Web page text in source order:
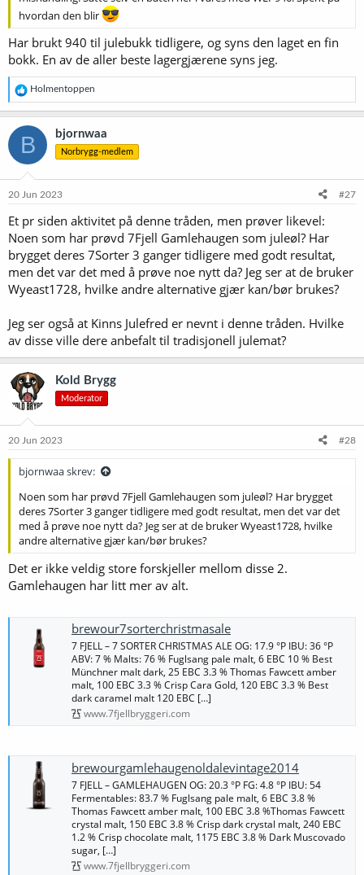
hvordan den blir
Har brukt 940 til julebukk tidligere, og syns den laget en fin
bokk. En av de aller beste lagergjærene syns jeg.
R
e
a
k
s
j
o
e
:
Holmentoppen
B bjornwaa
Norbrygg-medlem
20 Jun 2023 #27
Et pr siden aktivitet på denne tråden, men prøver likevel:
Noen som har prøvd 7Fjell Gamlehaugen som juleøl? Har
brygget deres 7Sorter 3 ganger tidligere med godt resultat,
men det var det med å prøve noe nytt da? Jeg ser at de bruker
Wyeast1728, hvilke andre alternative gjær kan/bør brukes?
Jeg ser også at Kinns Julefred er nevnt i denne tråden. Hvilke
av disse ville dere anbefalt til tradisjonell julemat?
Kold Brygg
Moderator
20 Jun 2023 #28
bjornwaa skrev:
Noen som har prøvd 7Fjell Gamlehaugen som juleøl? Har brygget
deres 7Sorter 3 ganger tidligere med godt resultat, men det var det
med å prøve noe nytt da? Jeg ser at de bruker Wyeast1728, hvilke
andre alternative gjær kan/bør brukes?
Det er ikke veldig store forskjeller mellom disse 2.
Gamlehaugen har litt mer av alt.
brewour7sorterchristmasale
7 FJELL – 7 SORTER CHRISTMAS ALE OG: 17.9 °P IBU: 36 °P
ABV: 7 % Malts: 76 % Fuglsang pale malt, 6 EBC 10 % Best
Münchner malt dark, 25 EBC 3.3 % Thomas Fawcett amber
malt, 100 EBC 3.3 % Crisp Cara Gold, 120 EBC 3.3 % Best
dark caramel malt 120 EBC […]
www.7fjellbryggeri.com
brewourgamlehaugenoldalevintage2014
7 FJELL – GAMLEHAUGEN OG: 20.3 °P FG: 4.8 °P IBU: 54
Fermentables: 83.7 % Fuglsang pale malt, 6 EBC 3.8 %
Thomas Fawcett amber malt, 100 EBC 3.8 %Thomas Fawcett
crystal malt, 150 EBC 3.8 % Crisp dark crystal malt, 240 EBC
1.2 % Crisp chocolate malt, 1175 EBC 3.8 % Dark Muscovado
sugar, […]
www.7fjellbryggeri.com